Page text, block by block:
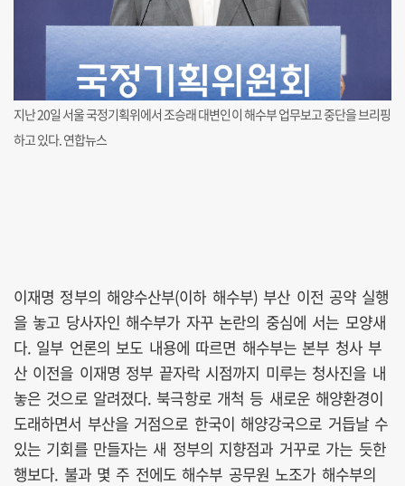
지난 20일 서울 국정기획위에서 조승래 대변인이 해수부 업무보고 중단을 브리핑
하고 있다. 연합뉴스
이재명 정부의 해양수산부(이하 해수부) 부산 이전 공약 실행
을 놓고 당사자인 해수부가 자꾸 논란의 중심에 서는 모양새
다. 일부 언론의 보도 내용에 따르면 해수부는 본부 청사 부
산 이전을 이재명 정부 끝자락 시점까지 미루는 청사진을 내
놓은 것으로 알려졌다. 북극항로 개척 등 새로운 해양환경이
도래하면서 부산을 거점으로 한국이 해양강국으로 거듭날 수
있는 기회를 만들자는 새 정부의 지향점과 거꾸로 가는 듯한
행보다. 불과 몇 주 전에도 해수부 공무원 노조가 해수부의